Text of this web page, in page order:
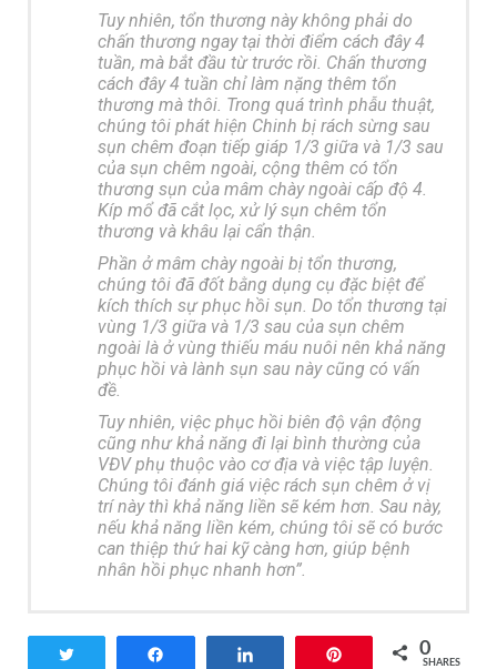
Tuy nhiên, tổn thương này không phải do
chấn thương ngay tại thời điểm cách đây 4
tuần, mà bắt đầu từ trước rồi. Chấn thương
cách đây 4 tuần chỉ làm nặng thêm tổn
thương mà thôi. Trong quá trình phẫu thuật,
chúng tôi phát hiện Chinh bị rách sừng sau
sụn chêm đoạn tiếp giáp 1/3 giữa và 1/3 sau
của sụn chêm ngoài, cộng thêm có tổn
thương sụn của mâm chày ngoài cấp độ 4.
Kíp mổ đã cắt lọc, xử lý sụn chêm tổn
thương và khâu lại cẩn thận.
Phần ở mâm chày ngoài bị tổn thương,
chúng tôi đã đốt bằng dụng cụ đặc biệt để
kích thích sự phục hồi sụn. Do tổn thương tại
vùng 1/3 giữa và 1/3 sau của sụn chêm
ngoài là ở vùng thiếu máu nuôi nên khả năng
phục hồi và lành sụn sau này cũng có vấn
đề.
Tuy nhiên, việc phục hồi biên độ vận động
cũng như khả năng đi lại bình thường của
VĐV phụ thuộc vào cơ địa và việc tập luyện.
Chúng tôi đánh giá việc rách sụn chêm ở vị
trí này thì khả năng liền sẽ kém hơn. Sau này,
nếu khả năng liền kém, chúng tôi sẽ có bước
can thiệp thứ hai kỹ càng hơn, giúp bệnh
nhân hồi phục nhanh hơn”.
0
SHARES